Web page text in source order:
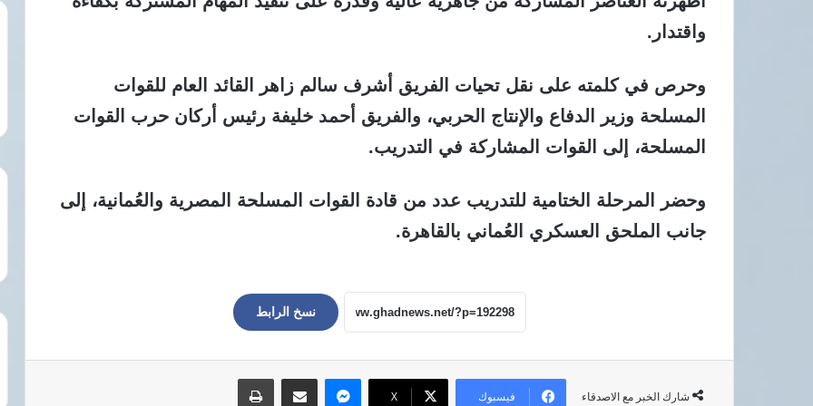
واقتدار.
وحرص في كلمته على نقل تحيات الفريق أشرف سالم زاهر القائد العام للقوات
المسلحة وزير الدفاع والإنتاج الحربي، والفريق أحمد خليفة رئيس أركان حرب القوات
المسلحة، إلى القوات المشاركة في التدريب.
وحضر المرحلة الختامية للتدريب عدد من قادة القوات المسلحة المصرية والعُمانية، إلى
جانب الملحق العسكري العُماني بالقاهرة.
نسخ الرابط
شارك الخبر مع الاصدقاء فيسبوك ‫X
ماسنجر مشاركة عبر البريد طباعة